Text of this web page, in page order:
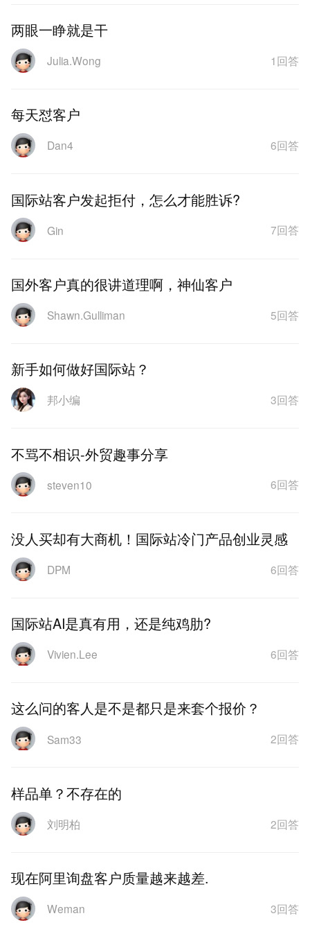
两眼一睁就是干
Julia.Wong 1回答
每天怼客户
Dan4 6回答
国际站客户发起拒付，怎么才能胜诉?
Gin 7回答
国外客户真的很讲道理啊，神仙客户
Shawn.Gulliman 5回答
新手如何做好国际站？
邦小编 3回答
不骂不相识-外贸趣事分享
steven10 6回答
没人买却有大商机！国际站冷门产品创业灵感
DPM 6回答
国际站AI是真有用，还是纯鸡肋?
Vivien.Lee 6回答
这么问的客人是不是都只是来套个报价？
Sam33 2回答
样品单？不存在的
刘明柏 2回答
现在阿里询盘客户质量越来越差.
Weman 3回答